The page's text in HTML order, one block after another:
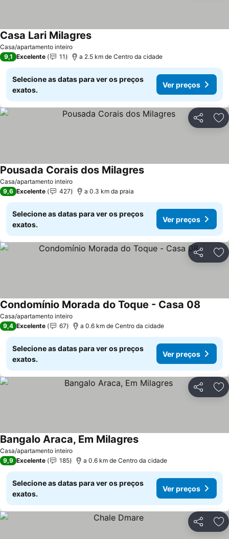
Casa/apartamento inteiro
Casa Lari MilagresVer preços
9,1 Excelente 11 a 2.5 km de Centro da cidade
Selecione as datas para ver os preços
exatos.
Ver preços
Partilhar
Casa/apartamento inteiro
Pousada Corais dos MilagresVer preços
9,6 Excelente 427 a 0.3 km da praia
Selecione as datas para ver os preços
exatos.
Ver preços
Partilhar
Casa/apartamento inteiro
Condomínio Morada do Toque - Casa 08
9,4 Excelente 67 a 0.6 km de Centro da cidade
Selecione as datas para ver os preços
exatos.
Ver preços
Partilhar
Casa/apartamento inteiro
Bangalo Araca, Em MilagresVer preços
9,9 Excelente 185 a 0.6 km de Centro da cidade
Selecione as datas para ver os preços
exatos.
Ver preços
Partilhar